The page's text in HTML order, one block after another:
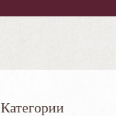
Категории